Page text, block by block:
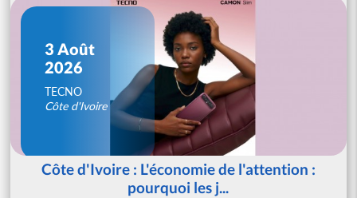
3 Août
2026
TECNO
Côte d'Ivoire
Côte d'Ivoire : L'économie de l'attention :
pourquoi les j...